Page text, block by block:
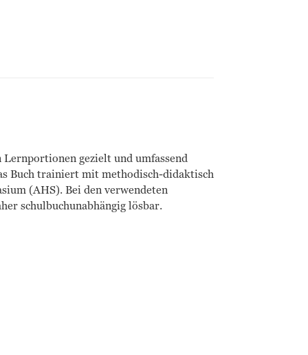
gezielt und umfassend
Buch trainiert mit methodisch-didaktisch
(AHS). Bei den verwendeten
schulbuchunabhängig lösbar.